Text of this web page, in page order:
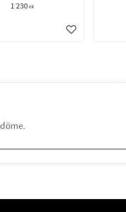
1 230KR
Lägg till i favoriter